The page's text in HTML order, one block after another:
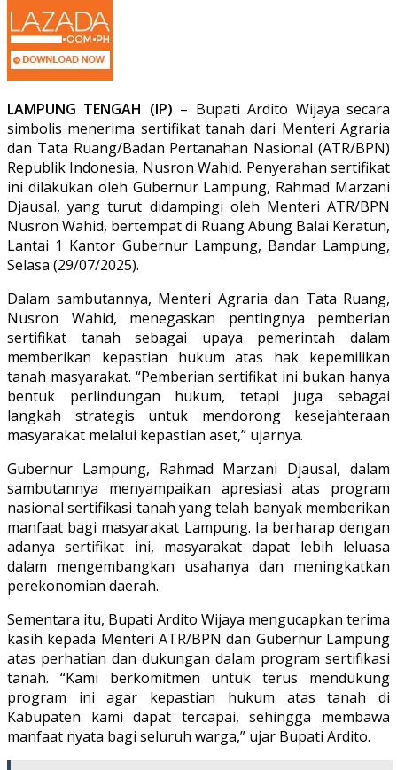
LAMPUNG TENGAH (IP) – Bupati Ardito Wijaya secara
simbolis menerima sertifikat tanah dari Menteri Agraria
dan Tata Ruang/Badan Pertanahan Nasional (ATR/BPN)
Republik Indonesia, Nusron Wahid. Penyerahan sertifikat
ini dilakukan oleh Gubernur Lampung, Rahmad Marzani
Djausal, yang turut didampingi oleh Menteri ATR/BPN
Nusron Wahid, bertempat di Ruang Abung Balai Keratun,
Lantai 1 Kantor Gubernur Lampung, Bandar Lampung,
Selasa (29/07/2025).
Dalam sambutannya, Menteri Agraria dan Tata Ruang,
Nusron Wahid, menegaskan pentingnya pemberian
sertifikat tanah sebagai upaya pemerintah dalam
memberikan kepastian hukum atas hak kepemilikan
tanah masyarakat. “Pemberian sertifikat ini bukan hanya
bentuk perlindungan hukum, tetapi juga sebagai
langkah strategis untuk mendorong kesejahteraan
masyarakat melalui kepastian aset,” ujarnya.
Gubernur Lampung, Rahmad Marzani Djausal, dalam
sambutannya menyampaikan apresiasi atas program
nasional sertifikasi tanah yang telah banyak memberikan
manfaat bagi masyarakat Lampung. Ia berharap dengan
adanya sertifikat ini, masyarakat dapat lebih leluasa
dalam mengembangkan usahanya dan meningkatkan
perekonomian daerah.
Sementara itu, Bupati Ardito Wijaya mengucapkan terima
kasih kepada Menteri ATR/BPN dan Gubernur Lampung
atas perhatian dan dukungan dalam program sertifikasi
tanah. “Kami berkomitmen untuk terus mendukung
program ini agar kepastian hukum atas tanah di
Kabupaten kami dapat tercapai, sehingga membawa
manfaat nyata bagi seluruh warga,” ujar Bupati Ardito.